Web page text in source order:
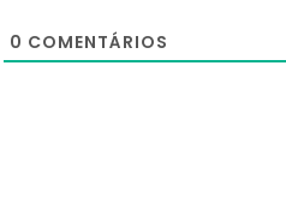
0 COMENTÁRIOS